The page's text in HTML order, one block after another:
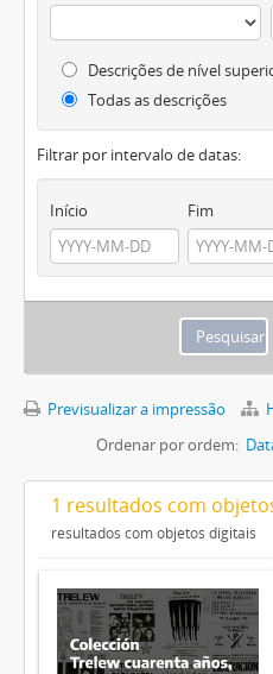
Descrições de nível
Todas as descrições
Filtrar por intervalo de datas:
Início Fim
Previsualizar a impressão
Ordenar por ordem:
1 resultados com
resultados com objetos digitais